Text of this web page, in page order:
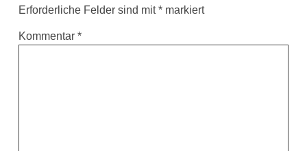
Erforderliche Felder sind mit*markiert
Kommentar *